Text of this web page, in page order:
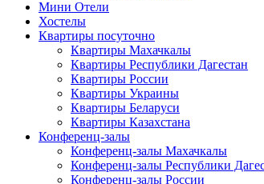
Мини Отели
Хостелы
Квартиры посуточно
Квартиры Махачкалы
Квартиры Республики Дагестан
Квартиры России
Квартиры Украины
Квартиры Беларуси
Квартиры Казахстана
Конференц-залы
Конференц-залы Махачкалы
Конференц-залы Республики
Конференц-залы России